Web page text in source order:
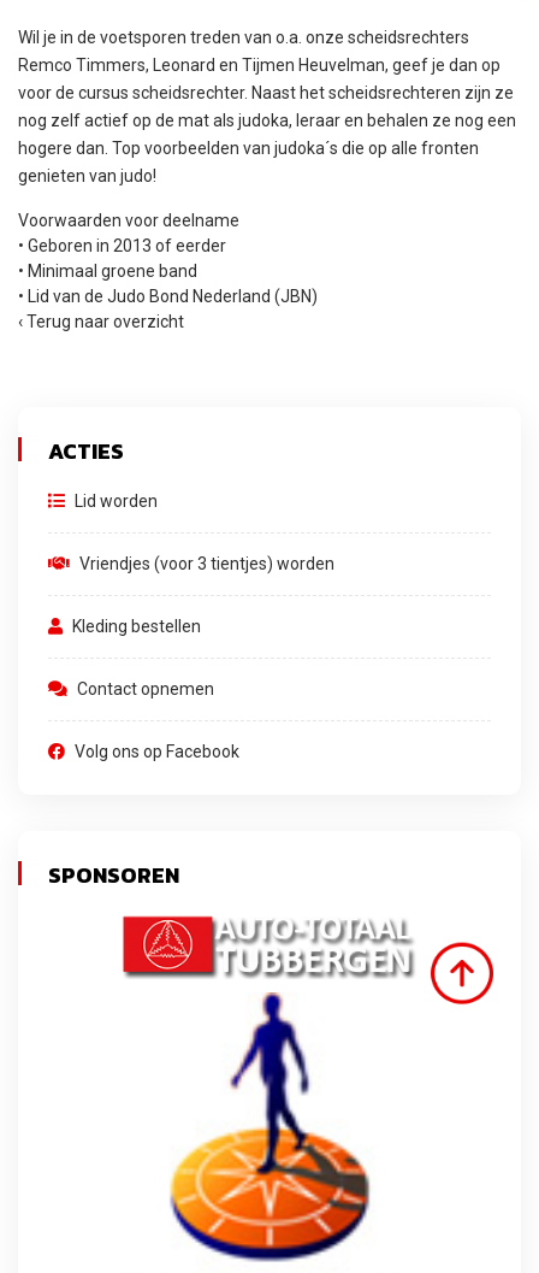
Wil je in de voetsporen treden van o.a. onze scheidsrechters
Remco Timmers, Leonard en Tijmen Heuvelman, geef je dan op
voor de cursus scheidsrechter. Naast het scheidsrechteren zijn ze
nog zelf actief op de mat als judoka, leraar en behalen ze nog een
hogere dan. Top voorbeelden van judoka´s die op alle fronten
genieten van judo!
Voorwaarden voor deelname
• Geboren in 2013 of eerder
• Minimaal groene band
• Lid van de Judo Bond Nederland (JBN)
‹ Terug naar overzicht
ACTIES
Lid worden
Vriendjes (voor 3 tientjes) worden
Kleding bestellen
Contact opnemen
Volg ons op Facebook
SPONSOREN